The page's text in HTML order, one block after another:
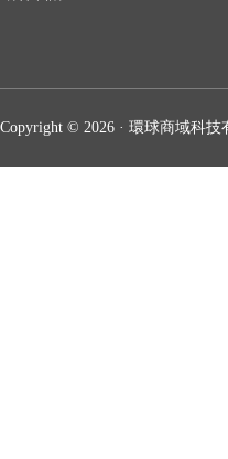
Copyright © 2026 · 環球商域科